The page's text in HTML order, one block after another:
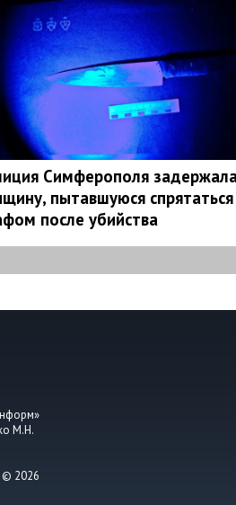
Симферополя
пытавшуюся
после убийства
М.Н.
© 2026